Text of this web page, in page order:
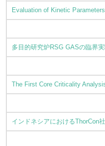
Evaluation of Kinetic
多目的研究炉RSG GASの臨界
The First Core Criticality
インドネシアにおけるThorCon